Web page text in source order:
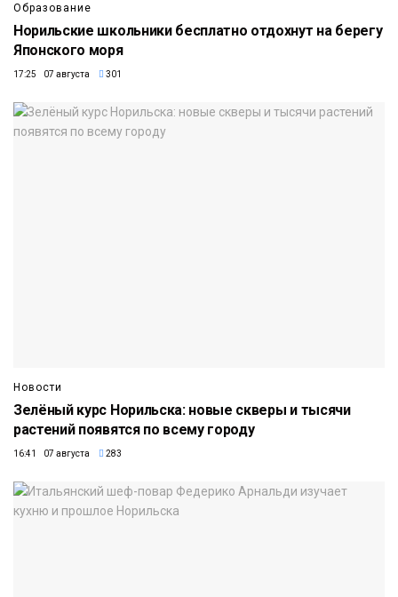
Образование
Норильские школьники бесплатно отдохнут на берегу
Японского моря
17:25 07 августа 301
Новости
Зелёный курс Норильска: новые скверы и тысячи
растений появятся по всему городу
16:41 07 августа 283